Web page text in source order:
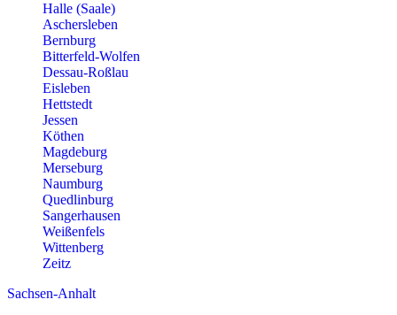
Halle (Saale)
Aschersleben
Bernburg
Bitterfeld-Wolfen
Dessau-Roßlau
Eisleben
Hettstedt
Jessen
Köthen
Magdeburg
Merseburg
Naumburg
Quedlinburg
Sangerhausen
Weißenfels
Wittenberg
Zeitz
Sachsen-Anhalt